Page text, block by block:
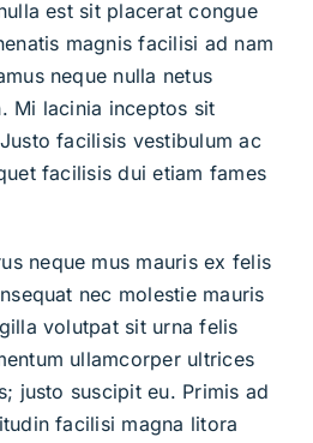
est sit placerat congue
magnis facilisi ad nam
neque nulla netus
Mi lacinia inceptos sit
facilisis vestibulum ac
facilisis dui etiam fames
neque mus mauris ex felis
nec molestie mauris
volutpat sit urna felis
ullamcorper ultrices
justo suscipit eu. Primis ad
facilisi magna litora